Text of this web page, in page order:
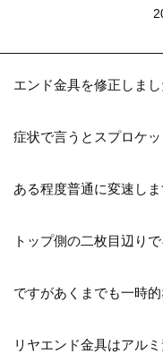
エンド金具を修正しまし
症状で言うとスプロケ
ある程度普通に変速し
トップ側の二枚目辺り
ですがあくまでも一時的
リヤエンド金具はアル